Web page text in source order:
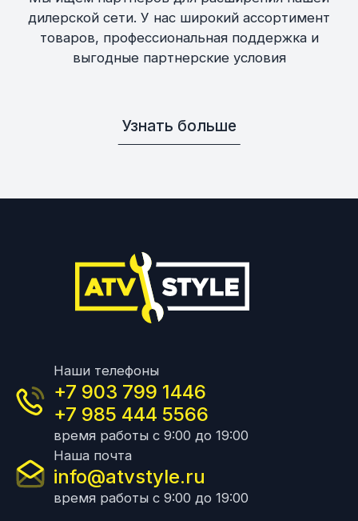
дилерской сети. У нас широкий ассортимент
товаров, профессиональная поддержка и
выгодные партнерские условия
Узнать больше
Наши телефоны
+7 903 799 1446
+7 985 444 5566
время работы с 9:00 до 19:00
Наша почта
info@atvstyle.ru
время работы с 9:00 до 19:00